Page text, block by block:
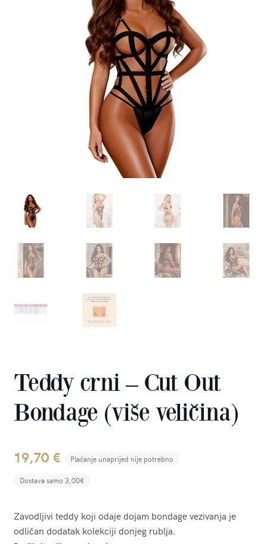
Teddy crni – Cut Out
Bondage (više veličina)
19,70 € Plaćanje unaprijed nije potrebno
Dostava samo 3,00€
Zavodljivi teddy koji odaje dojam bondage vezivanja je
odličan dodatak kolekciji donjeg rublja.